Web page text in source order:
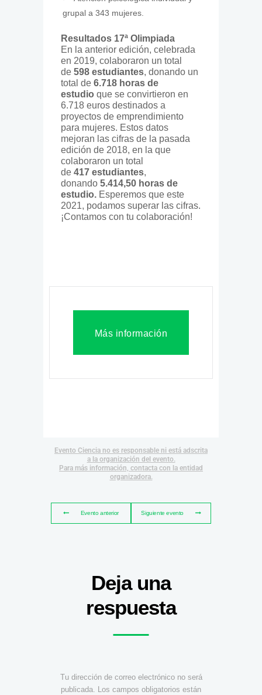
grupal a 343 mujeres.
Resultados 17ª Olimpiada
En la anterior edición, celebrada
en 2019, colaboraron un total
de 598 estudiantes, donando un
total de 6.718 horas de
estudio que se convirtieron en
6.718 euros destinados a
proyectos de emprendimiento
para mujeres. Estos datos
mejoran las cifras de la pasada
edición de 2018, en la que
colaboraron un total
de 417 estudiantes,
donando 5.414,50 horas de
estudio. Esperemos que este
2021, podamos superar las cifras.
¡Contamos con tu colaboración!
Más información
Evento Ciencia no es responsable ni está adscrita
a la organización del evento.
Para más información, contacta con la entidad
organizadora.
Evento anterior Siguiente evento
Deja una
respuesta
Tu dirección de correo electrónico no será
publicada. Los campos obligatorios están